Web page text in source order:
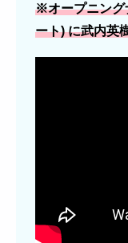
※オープニング
ート) に武内英